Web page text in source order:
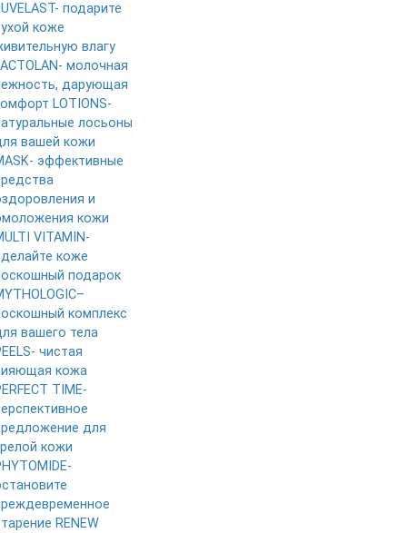
подарите
коже
влагу
молочная
дарующая
LOTIONS-
лосьоны
вашей кожи
эффективные
и
кожи
VITAMIN-
коже
подарок
комплекс
вашего тела
чистая
кожа
TIME-
для
кожи
RENEW